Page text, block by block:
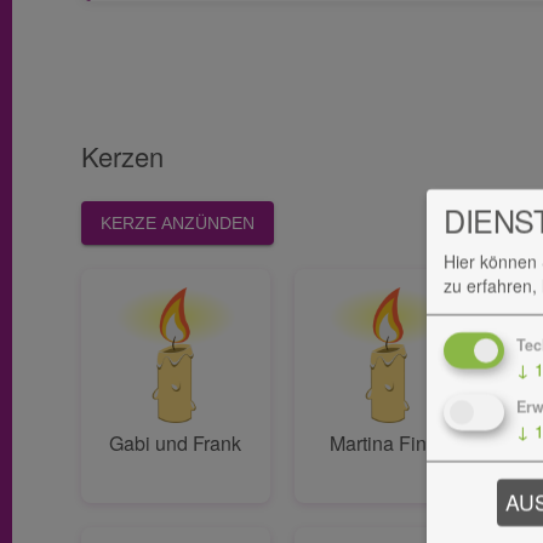
Kerzen
KERZE ANZÜNDEN
Gabi und Frank Martina Finke
Hier
zu
↓ 1
↓ 1